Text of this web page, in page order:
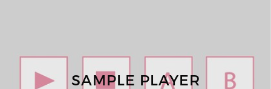
SAMPLE PLAYER